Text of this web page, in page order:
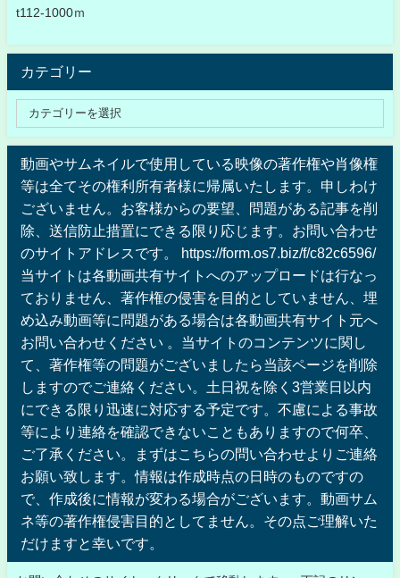
t112-1000ｍ
カテゴリー
動画やサムネイルで使用している映像の著作権や肖像権
等は全てその権利所有者様に帰属いたします。申しわけ
ございません。お客様からの要望、問題がある記事を削
除、送信防止措置にできる限り応じます。お問い合わせ
のサイトアドレスです。 https://form.os7.biz/f/c82c6596/
当サイトは各動画共有サイトへのアップロードは行なっ
ておりません、著作権の侵害を目的としていません、埋
め込み動画等に問題がある場合は各動画共有サイト元へ
お問い合わせください 。当サイトのコンテンツに関し
て、著作権等の問題がございましたら当該ページを削除
しますのでご連絡ください。土日祝を除く3営業日以内
にできる限り迅速に対応する予定です。不慮による事故
等により連絡を確認できないこともありますので何卒、
ご了承ください。まずはこちらの問い合わせよりご連絡
お願い致します。情報は作成時点の日時のものですの
で、作成後に情報が変わる場合がございます。動画サム
ネ等の著作権侵害目的としてません。その点ご理解いた
だけますと幸いです。